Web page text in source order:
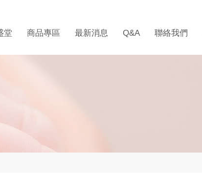
堂 商品專區 最新消息 Q&A 聯絡我們